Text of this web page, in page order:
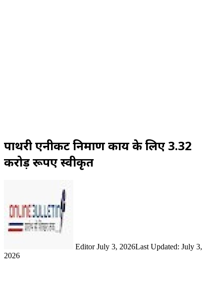
पाथरी एनीकट निर्माण कार्य के लिए 3.32
करोड़ रूपए स्वीकृत
Editor July 3, 2026Last Updated: July 3,
2026